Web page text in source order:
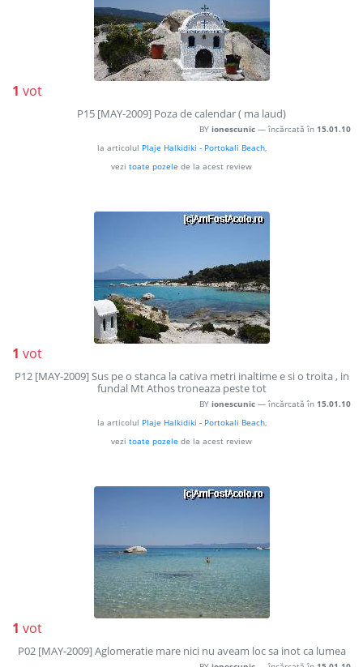
1 vot
P15 [MAY-2009] Poza de calendar ( ma laud)
BY ionescunic — încărcată în 15.01.10
la articolul Plaje Halkidiki - Portokali Beach,
vezi toate pozele de la acest review
1 vot
P12 [MAY-2009] Sus pe o stanca la cativa metri inaltime e si o troita , in
fundal Mt Athos troneaza peste tot
BY ionescunic — încărcată în 15.01.10
la articolul Plaje Halkidiki - Portokali Beach,
vezi toate pozele de la acest review
1 vot
P02 [MAY-2009] Aglomeratie mare nici nu aveam loc sa inot ca lumea